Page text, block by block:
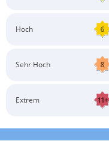
Langärmlige Bekleidung
Hoch
Langärmlige Bekleidung
Sehr Hoch
Langärmlige Bekleidung
Extrem